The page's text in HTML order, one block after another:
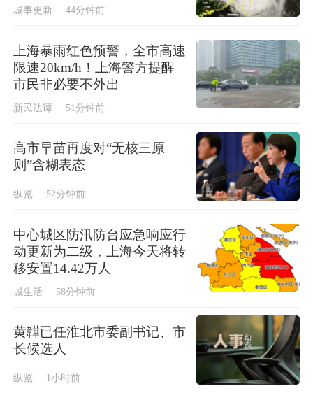
城事更新 44分钟前
上海暴雨红色预警，全市高速
限速20km/h！上海警方提醒
市民非必要不外出
新民法谭 51分钟前
高市早苗再度对“无核三原
则”含糊表态
纵览 52分钟前
中心城区防汛防台应急响应行
动更新为二级，上海今天将转
移安置14.42万人
城生活 58分钟前
黄韡已任淮北市委副书记、市
长候选人
纵览 1小时前